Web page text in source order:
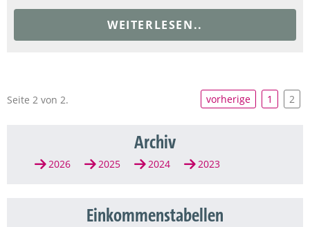
WEITERLESEN..
Seite 2 von 2. vorherige 1 2
Archiv
2026 2025 2024 2023
Einkommenstabellen